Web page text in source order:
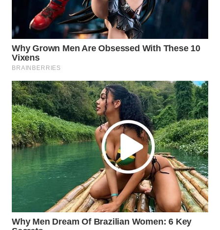
SURABAYA
WN
NATUNA
WN
BINTAN
WN
MANDALIKA
WN
LIKUPANG
WN
LABUANBAJO
WN
BORNEO